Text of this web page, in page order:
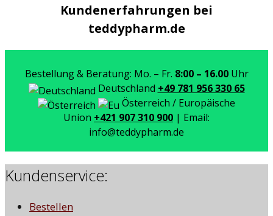
Kundenerfahrungen bei
teddypharm.de
Bestellung & Beratung: Mo. – Fr. 8:00 – 16.00Uhr
Deutschland +49 781 956 330 65
Österreich / Europäische
Union +421 907 310 900 | Email:
info@teddypharm.de
Kundenservice:
Bestellen